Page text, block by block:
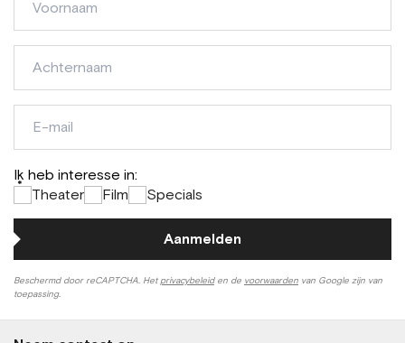
Ik heb interesse in:
*
Theater Film Specials
mail
Aanmelden
Beschermd door reCAPTCHA. Het privacybeleiden de voorwaarden van Google zijn van
toepassing.